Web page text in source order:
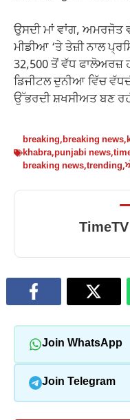
ਉਸਦੀ ਮਾਂ ਵਾਂਗ,
ਮੀਡੀਆ ‘ਤੇ ਤੇਜ਼ੀ ਨਾਲ
32,500 ਤੋਂ ਵੱਧ
ਡਿਜੀਟਲ ਦੁਨੀਆ ਵਿੱਚ
ਉੱਭਰਦੀ ਸ਼ਖਸੀਅਤ ਬਣ
breaking,breaking news,
khabra,punjabi news,
breaking news,trending,
Join WhatsApp
Join Telegram